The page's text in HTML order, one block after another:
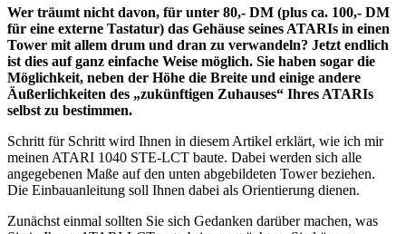
Wer träumt nicht davon, für unter 80,- DM (plus ca. 100,- DM
für eine externe Tastatur) das Gehäuse seines ATARIs in einen
Tower mit allem drum und dran zu verwandeln? Jetzt endlich
ist dies auf ganz einfache Weise möglich. Sie haben sogar die
Möglichkeit, neben der Höhe die Breite und einige andere
Äußerlichkeiten des „zukünftigen Zuhauses“ Ihres ATARIs
selbst zu bestimmen.
Schritt für Schritt wird Ihnen in diesem Artikel erklärt, wie ich mir
meinen ATARI 1040 STE-LCT baute. Dabei werden sich alle
angegebenen Maße auf den unten abgebildeten Tower beziehen.
Die Einbauanleitung soll Ihnen dabei als Orientierung dienen.
Zunächst einmal sollten Sie sich Gedanken darüber machen, was